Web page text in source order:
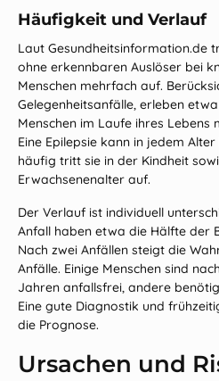
Häufigkeit und Verlauf
Laut Gesundheitsinformation.de
ohne erkennbaren Auslöser bei
Menschen mehrfach auf.
Gelegenheitsanfälle, erleben
Menschen im Laufe ihres Lebens
Eine Epilepsie kann in jedem
häufig tritt sie in der Kindheit
Erwachsenenalter auf.
Der Verlauf ist individuell
Anfall haben etwa die Hälfte der
Nach zwei Anfällen steigt die
Anfälle. Einige Menschen sind
Jahren anfallsfrei, andere
Eine gute Diagnostik und
die Prognose.
Ursachen und